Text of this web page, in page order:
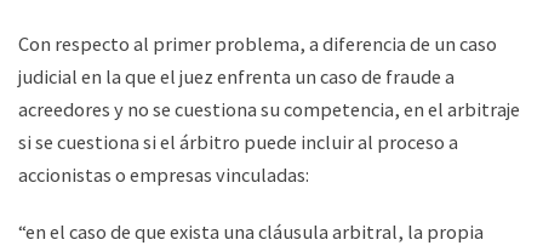
Con respecto al primer problema, a diferencia de un caso
judicial en la que el juez enfrenta un caso de fraude a
acreedores y no se cuestiona su competencia, en el arbitraje
si se cuestiona si el árbitro puede incluir al proceso a
accionistas o empresas vinculadas:
“en el caso de que exista una cláusula arbitral, la propia